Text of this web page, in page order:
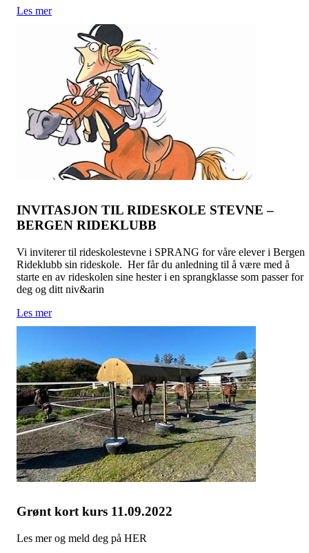
Les mer
INVITASJON TIL RIDESKOLE STEVNE –
BERGEN RIDEKLUBB
Vi inviterer til rideskolestevne i SPRANG for våre elever i Bergen
Rideklubb sin rideskole. Her får du anledning til å være med å
starte en av rideskolen sine hester i en sprangklasse som passer for
deg og ditt niv&arin
Les mer
Grønt kort kurs 11.09.2022
Les mer og meld deg på HER